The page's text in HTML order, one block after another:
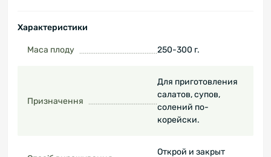
Характеристики
Маса плоду 250-300 г.
Призначення
Для приготовления
салатов, супов,
солений по-
корейски.
Открой и закрыт